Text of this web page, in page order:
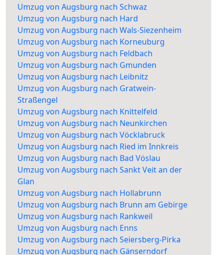
Umzug von Augsburg nach Schwaz
Umzug von Augsburg nach Hard
Umzug von Augsburg nach Wals-Siezenheim
Umzug von Augsburg nach Korneuburg
Umzug von Augsburg nach Feldbach
Umzug von Augsburg nach Gmunden
Umzug von Augsburg nach Leibnitz
Umzug von Augsburg nach Gratwein-
Straßengel
Umzug von Augsburg nach Knittelfeld
Umzug von Augsburg nach Neunkirchen
Umzug von Augsburg nach Vöcklabruck
Umzug von Augsburg nach Ried im Innkreis
Umzug von Augsburg nach Bad Vöslau
Umzug von Augsburg nach Sankt Veit an der
Glan
Umzug von Augsburg nach Hollabrunn
Umzug von Augsburg nach Brunn am Gebirge
Umzug von Augsburg nach Rankweil
Umzug von Augsburg nach Enns
Umzug von Augsburg nach Seiersberg-Pirka
Umzug von Augsburg nach Gänserndorf